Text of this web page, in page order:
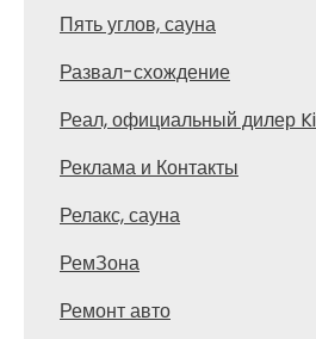
Пять углов, сауна
Развал-схождение
Реал, официальный дилер
Реклама и Контакты
Релакс, сауна
РемЗона
Ремонт авто